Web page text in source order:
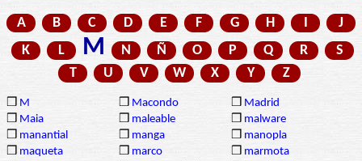
A B C D E F G H I
J
K
L M N Ñ O P Q R
S
T
U V W X Y Z
❒ M ❒ Macondo ❒ Madrid
❒ Maia ❒ maleable ❒ malware
❒ manantial ❒ manga ❒ manopla
❒ maqueta ❒ marco ❒ marmota